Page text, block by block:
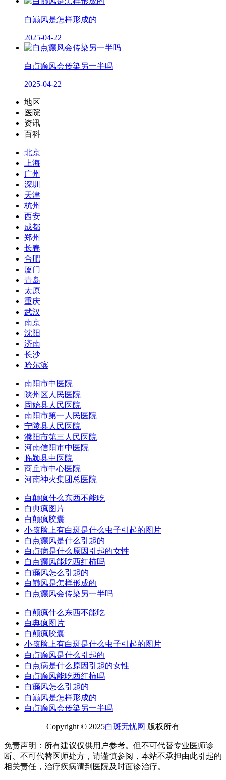
白巅风是怎样形成的
2025-04-22
白点癫风会传染另一半吗
2025-04-22
地区
医院
资讯
百科
北京
上海
广州
深圳
天津
杭州
西安
成都
郑州
长春
合肥
厦门
青岛
太原
重庆
武汉
南京
沈阳
济南
长沙
哈尔滨
南阳市中医院
陕州区人民医院
固始县人民医院
南阳市第一人民医院
宁陵县人民医院
濮阳市第三人民医院
河南信阳市中医院
临颍县中医院
商丘市中心医院
河南神火集团总医院
白颠疯什么东西不能吃
白典疯图片
白颠疯胶囊
小孩脸上有白斑是什么虫子引起的图片
白点癫风是什么引起的
白点病是什么原因引起的女性
白点癫风能吃西红柿吗
白癞风怎么引起的
白巅风是怎样形成的
白点癫风会传染另一半吗
白颠疯什么东西不能吃
白典疯图片
白颠疯胶囊
小孩脸上有白斑是什么虫子引起的图片
白点癫风是什么引起的
白点病是什么原因引起的女性
白点癫风能吃西红柿吗
白癞风怎么引起的
白巅风是怎样形成的
白点癫风会传染另一半吗
Copyright © 2025白斑无忧网 版权所有
免责声明：所有建议仅供用户参考。但不可代替专业医师诊
断、不可代替医师处方，请谨慎参阅，本站不承担由此引起的
相关责任，治疗疾病请到医院及时面诊治疗。